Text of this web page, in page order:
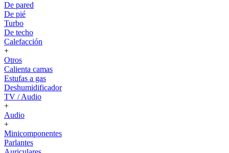
De pared
De pié
Turbo
De techo
Calefacción
+
Otros
Calienta camas
Estufas a gas
Deshumidificador
TV / Audio
+
Audio
+
Minicomponentes
Parlantes